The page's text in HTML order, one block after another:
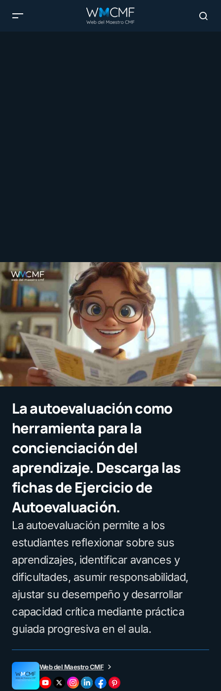
La autoevaluación como
herramienta para la
concienciación del
aprendizaje. Descarga las
fichas de Ejercicio de
Autoevaluación.
La autoevaluación permite a los
estudiantes reflexionar sobre sus
aprendizajes, identificar avances y
dificultades, asumir responsabilidad,
ajustar su desempeño y desarrollar
capacidad crítica mediante práctica
guiada progresiva en el aula.
Web del Maestro CMF